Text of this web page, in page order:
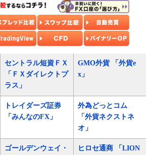
セントラル短資ＦＸ
「ＦＸダイレクトプ
ラス」
GMO外貨 「外貨e
x」
トレイダーズ証券
「みんなのFX」
外為どっとコム
「外貨ネクストネ
オ」
ゴールデンウェイ・
ヒロセ通商 「LION